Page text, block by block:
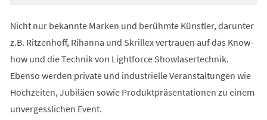
Nicht nur bekannte Marken und berühmte Künstler, darunter
z.B. Ritzenhoff, Rihanna und Skrillex vertrauen auf das Know-
how und die Technik von Lightforce Showlasertechnik.
Ebenso werden private und industrielle Veranstaltungen wie
Hochzeiten, Jubiläen sowie Produktpräsentationen zu einem
unvergesslichen Event.